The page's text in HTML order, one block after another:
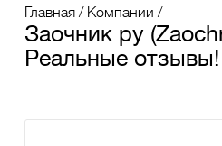
Главная Компании
Заочник ру
Реальные отзывы!